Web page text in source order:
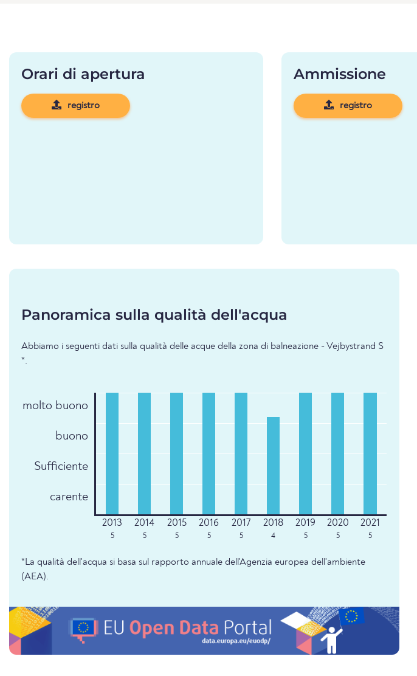
Orari di apertura
registro
Ammissione
registro
Panoramica sulla qualità dell'acqua
Abbiamo i seguenti dati sulla qualità delle acque della zona di balneazione - Vejbystrand S
*.
molto buono
buono
Sufficiente
carente
5 5 5 5 5 4 5 5 5
*La qualità dell'acqua si basa sul rapporto annuale dell'Agenzia europea dell'ambiente
(AEA).